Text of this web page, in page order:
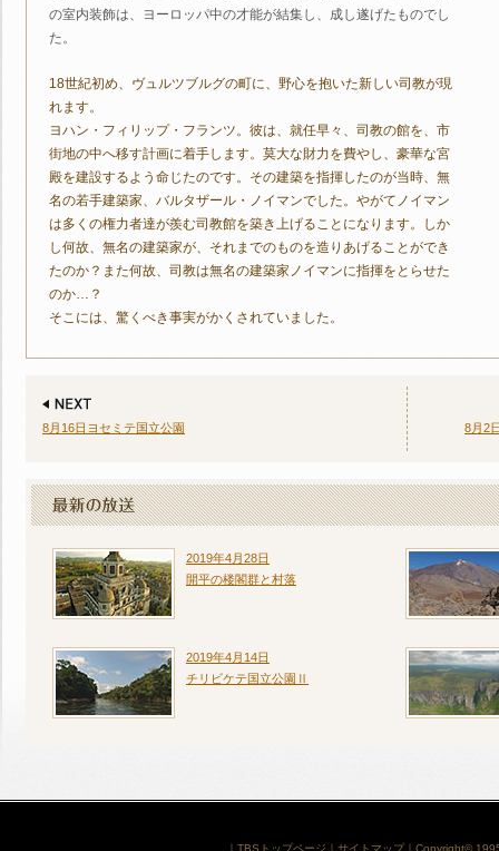
の室内装飾は、ヨーロッパ中の才能が結集し、成し遂げたものでし
た。
18世紀初め、ヴュルツブルグの町に、野心を抱いた新しい司教が現
れます。
ヨハン・フィリップ・フランツ。彼は、就任早々、司教の館を、市
街地の中へ移す計画に着手します。莫大な財力を費やし、豪華な宮
殿を建設するよう命じたのです。その建築を指揮したのが当時、無
名の若手建築家、バルタザール・ノイマンでした。やがてノイマン
は多くの権力者達が羨む司教館を築き上げることになります。しか
し何故、無名の建築家が、それまでのものを造りあげることができ
たのか？また何故、司教は無名の建築家ノイマンに指揮をとらせた
のか…？
そこには、驚くべき事実がかくされていました。
8月16日ヨセミテ国立公園 8月2
2019年4月28日
開平の楼閣群と村落
2019年4月14日
チリビケテ国立公園Ⅱ
TBSトップページ サイトマップ｜ Copyright©